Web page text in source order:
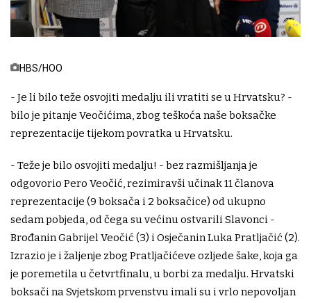
HBS/HOO
- Je li bilo teže osvojiti medalju ili vratiti se u Hrvatsku? -
bilo je pitanje Veočićima, zbog teškoća naše boksačke
reprezentacije tijekom povratka u Hrvatsku.
- Teže je bilo osvojiti medalju! - bez razmišljanja je
odgovorio Pero Veočić, rezimiravši učinak 11 članova
reprezentacije (9 boksača i 2 boksačice) od ukupno
sedam pobjeda, od čega su većinu ostvarili Slavonci -
Brođanin Gabrijel Veočić (3) i Osječanin Luka Pratljačić (2).
Izrazio je i žaljenje zbog Pratljačićeve ozljede šake, koja ga
je poremetila u četvrtfinalu, u borbi za medalju. Hrvatski
boksači na Svjetskom prvenstvu imali su i vrlo nepovoljan